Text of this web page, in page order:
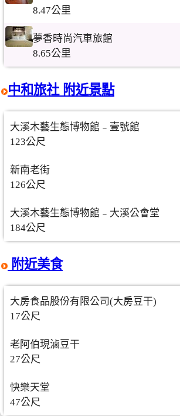
8.47公里
夢香時尚汽車旅館
8.65公里
中和旅社 附近景點
大溪木藝生態博物館﹣壹號館
123公尺
新南老街
126公尺
大溪木藝生態博物館﹣大溪公會堂
184公尺
附近美食
大房食品股份有限公司(大房豆干)
17公尺
老阿伯現滷豆干
27公尺
快樂天堂
47公尺